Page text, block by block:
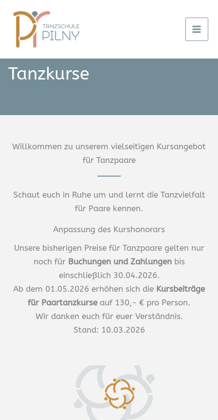
Inhalt
springen
Tanzkurse
Willkommen zu unserem vielseitigen Kursangebot
für Tanzpaare
Schaut euch in Ruhe um und lernt die Tanzvielfalt
für Paare kennen.
Anpassung des Kurshonorars
Unsere bisherigen Preise für Tanzpaare gelten nur
noch für Buchungen und Zahlungen bis
einschließlich 30.04.2026.
Ab dem 01.05.2026 erhöhen sich die Kursbeiträge
für Paartanzkurseauf 130,- € pro Person.
Wir danken euch für euer Verständnis.
Stand: 10.03.2026